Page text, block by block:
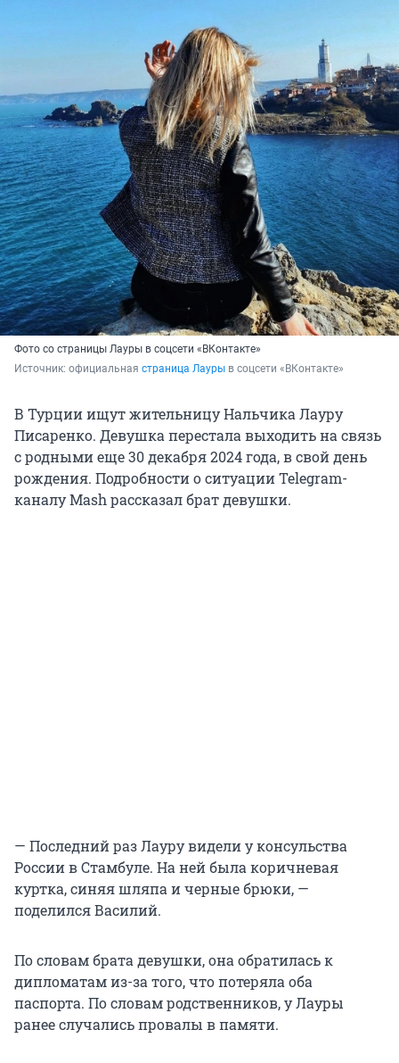
Фото со страницы Лауры в соцсети «ВКонтакте»
Источник: официальная страница Лауры в соцсети «ВКонтакте»
В Турции ищут жительницу Нальчика Лауру
Писаренко. Девушка перестала выходить на связь
с родными еще 30 декабря 2024 года, в свой день
рождения. Подробности о ситуации Telegram-
каналу Mash рассказал брат девушки.
— Последний раз Лауру видели у консульства
России в Стамбуле. На ней была коричневая
куртка, синяя шляпа и черные брюки, —
поделился Василий.
По словам брата девушки, она обратилась к
дипломатам из-за того, что потеряла оба
паспорта. По словам родственников, у Лауры
ранее случались провалы в памяти.